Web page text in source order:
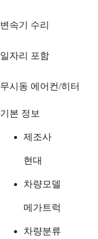
변속기 수리
일자리 포함
무시동 에어컨/히터
기본 정보
제조사
현대
차량모델
메가트럭
차량분류